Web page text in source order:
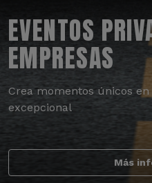
EVENTOS
EMPRESAS
Crea momentos únicos
excepcional
Más